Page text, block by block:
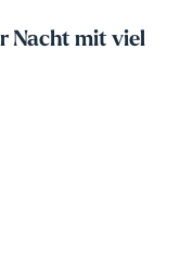
Nacht mit viel